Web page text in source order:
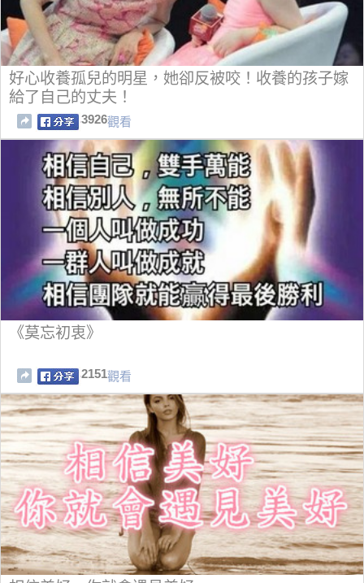
好心收養孤兒的明星，她卻反被咬！收養的孩子嫁
給了自己的丈夫！
3926觀看
《莫忘初衷》
2151觀看